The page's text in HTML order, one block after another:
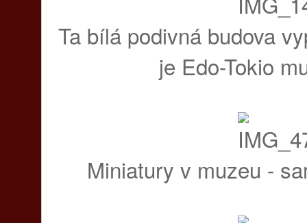
Ta bílá podivná budova
je Edo-Tokio
Miniatury v muzeu -